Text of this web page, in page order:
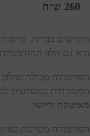
מחיר
260 ש״ח
מרגישים כבדות,
היא גם חלון
הפורמולה מכילה
המסורתית כמסייעות
מאיטקה וריישי.
הפורמולה מסייעת